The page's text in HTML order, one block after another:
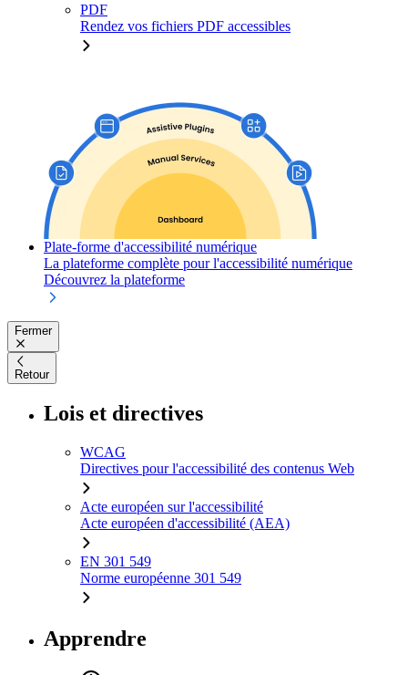
PDF
Rendez vos fichiers PDF accessibles
Plate-forme d'accessibilité numérique
La plateforme complète pour l'accessibilité numérique
Découvrez la plateforme
Fermer
Retour
Lois et directives
WCAG
Directives pour l'accessibilité des contenus Web
Acte européen sur l'accessibilité
Acte européen d'accessibilité (AEA)
EN 301 549
Norme européenne 301 549
Apprendre